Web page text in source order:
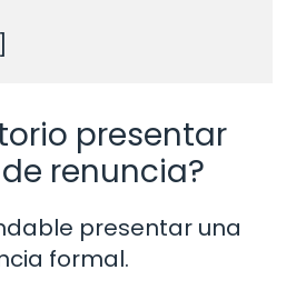
presentar
renuncia?
presentar una
formal.